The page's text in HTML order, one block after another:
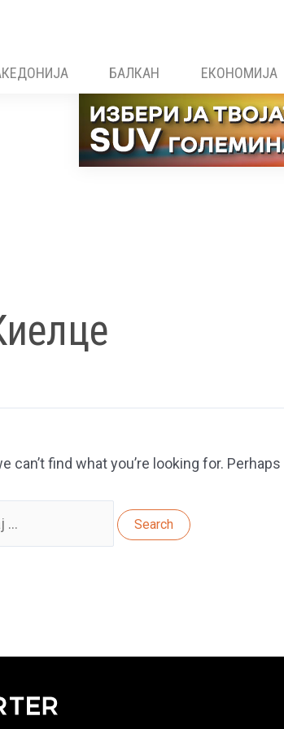
БАЛКАН ЕКОНОМИЈА
can’t find what you’re looking for.